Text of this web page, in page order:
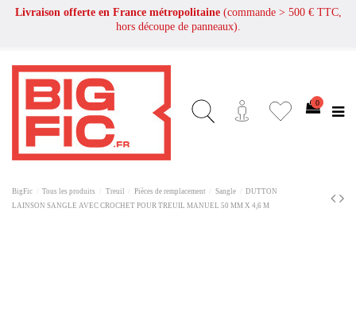
Livraison offerte en France métropolitaine (commande > 500 € TTC,
hors découpe de panneaux).
0
BigFic Tous les produits Treuil Pièces de remplacement Sangle
DUTTON
LAINSON SANGLE AVEC CROCHET POUR TREUIL MANUEL 50 MM X 4,6 M